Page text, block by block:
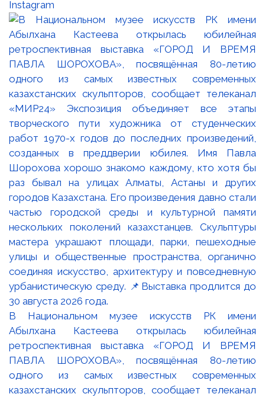
Instagram
В Национальном музее искусств РК имени
Абылхана Кастеева открылась юбилейная
ретроспективная выставка «ГОРОД И ВРЕМЯ
ПАВЛА ШОРОХОВА», посвящённая 80-летию
одного из самых известных современных
казахстанских скульпторов, сообщает телеканал